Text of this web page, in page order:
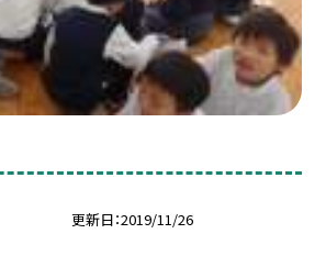
更新日 2019/11/26